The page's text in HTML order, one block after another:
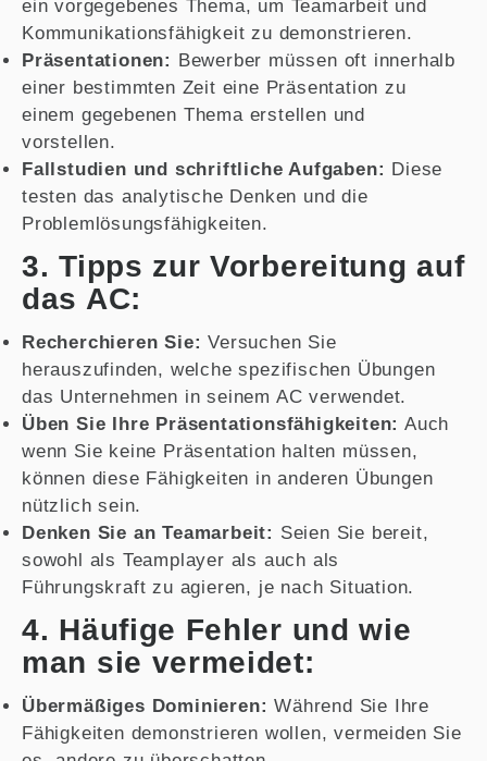
ein vorgegebenes Thema, um Teamarbeit und
Kommunikationsfähigkeit zu demonstrieren.
Präsentationen: Bewerber müssen oft innerhalb
einer bestimmten Zeit eine Präsentation zu
einem gegebenen Thema erstellen und
vorstellen.
Fallstudien und schriftliche Aufgaben: Diese
testen das analytische Denken und die
Problemlösungsfähigkeiten.
3. Tipps zur Vorbereitung auf
das AC:
Recherchieren Sie:Versuchen Sie
herauszufinden, welche spezifischen Übungen
das Unternehmen in seinem AC verwendet.
Üben Sie Ihre Präsentationsfähigkeiten: Auch
wenn Sie keine Präsentation halten müssen,
können diese Fähigkeiten in anderen Übungen
nützlich sein.
Denken Sie an Teamarbeit: Seien Sie bereit,
sowohl als Teamplayer als auch als
Führungskraft zu agieren, je nach Situation.
4. Häufige Fehler und wie
man sie vermeidet:
Übermäßiges Dominieren: Während Sie Ihre
Fähigkeiten demonstrieren wollen, vermeiden Sie